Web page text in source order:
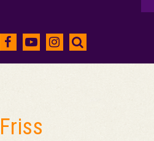
Friss